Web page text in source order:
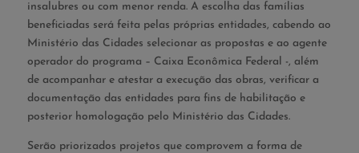
insalubres ou com menor renda. A escolha das famílias
beneficiadas será feita pelas próprias entidades, cabendo ao
Ministério das Cidades selecionar as propostas e ao agente
operador do programa – Caixa Econômica Federal -, além
de acompanhar e atestar a execução das obras, verificar a
documentação das entidades para fins de habilitação e
posterior homologação pelo Ministério das Cidades.
Serão priorizados projetos que comprovem a forma de